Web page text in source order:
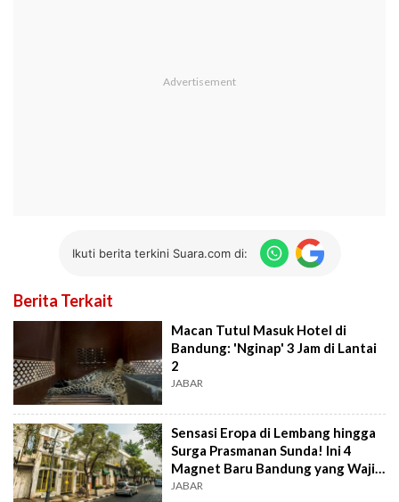
Ikuti berita terkini Suara.com di:
Berita Terkait
Macan Tutul Masuk Hotel di
Bandung: 'Nginap' 3 Jam di Lantai
2
JABAR
Sensasi Eropa di Lembang hingga
Surga Prasmanan Sunda! Ini 4
Magnet Baru Bandung yang Wajib
Dicoba
JABAR